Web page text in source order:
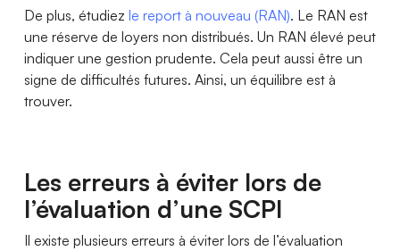
De plus, étudiez le report à nouveau (RAN). Le RAN est
une réserve de loyers non distribués. Un RAN élevé peut
indiquer une gestion prudente. Cela peut aussi être un
signe de difficultés futures. Ainsi, un équilibre est à
trouver.
Les erreurs à éviter lors de
l’évaluation d’une SCPI
Il existe plusieurs erreurs à éviter lors de l’évaluation